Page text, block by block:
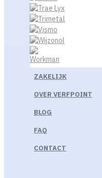
ZAKELIJK
OVER VERFPOINT
BLOG
FAQ
CONTACT